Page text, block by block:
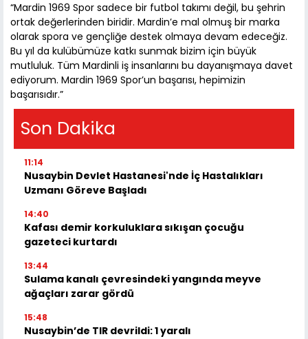
“Mardin 1969 Spor sadece bir futbol takımı değil, bu şehrin
ortak değerlerinden biridir. Mardin’e mal olmuş bir marka
olarak spora ve gençliğe destek olmaya devam edeceğiz.
Bu yıl da kulübümüze katkı sunmak bizim için büyük
mutluluk. Tüm Mardinli iş insanlarını bu dayanışmaya davet
ediyorum. Mardin 1969 Spor’un başarısı, hepimizin
başarısıdır.”
Son Dakika
11:14
Nusaybin Devlet Hastanesi'nde İç Hastalıkları
Uzmanı Göreve Başladı
14:40
Kafası demir korkuluklara sıkışan çocuğu
gazeteci kurtardı
13:44
Sulama kanalı çevresindeki yangında meyve
ağaçları zarar gördü
15:48
Nusaybin’de TIR devrildi: 1 yaralı